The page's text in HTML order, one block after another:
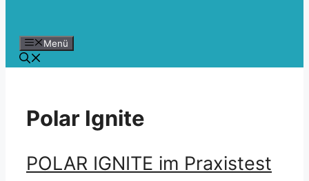
Menü
Polar Ignite
POLAR IGNITE im Praxistest